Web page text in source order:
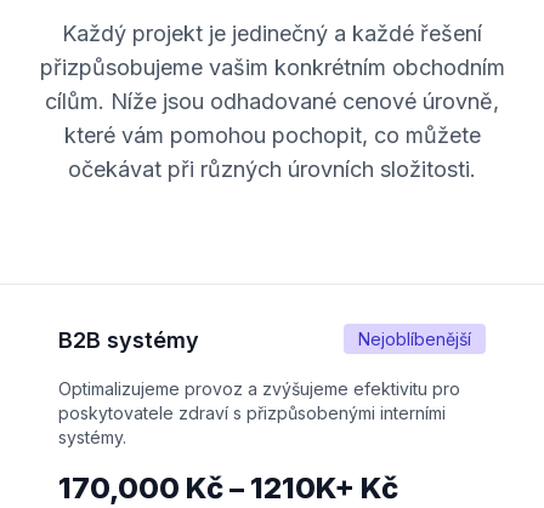
Každý projekt je jedinečný a každé řešení
přizpůsobujeme vašim konkrétním obchodním
cílům. Níže jsou odhadované cenové úrovně,
které vám pomohou pochopit, co můžete
očekávat při různých úrovních složitosti.
Nejoblíbenější
B2B systémy
Optimalizujeme provoz a zvýšujeme efektivitu pro
poskytovatele zdraví s přizpůsobenými interními
systémy.
170,000 Kč – 1210K+ Kč